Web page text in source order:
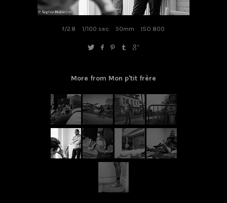
f/2.8 1/100 sec 50mm ISO 800
More from Mon p'tit frère